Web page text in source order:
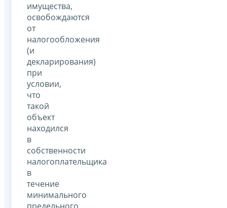
имущества,
освобождаются
от
налогообложения
(и
декларирования)
при
условии,
что
такой
объект
находился
в
собственности
налогоплательщика
в
течение
минимального
предельного